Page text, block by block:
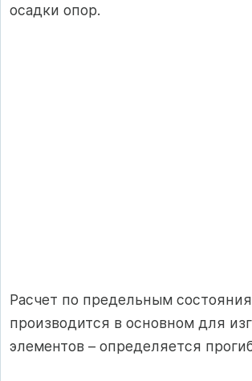
осадки опор.
Расчет по предельным
производится в основном для
элементов – определяется